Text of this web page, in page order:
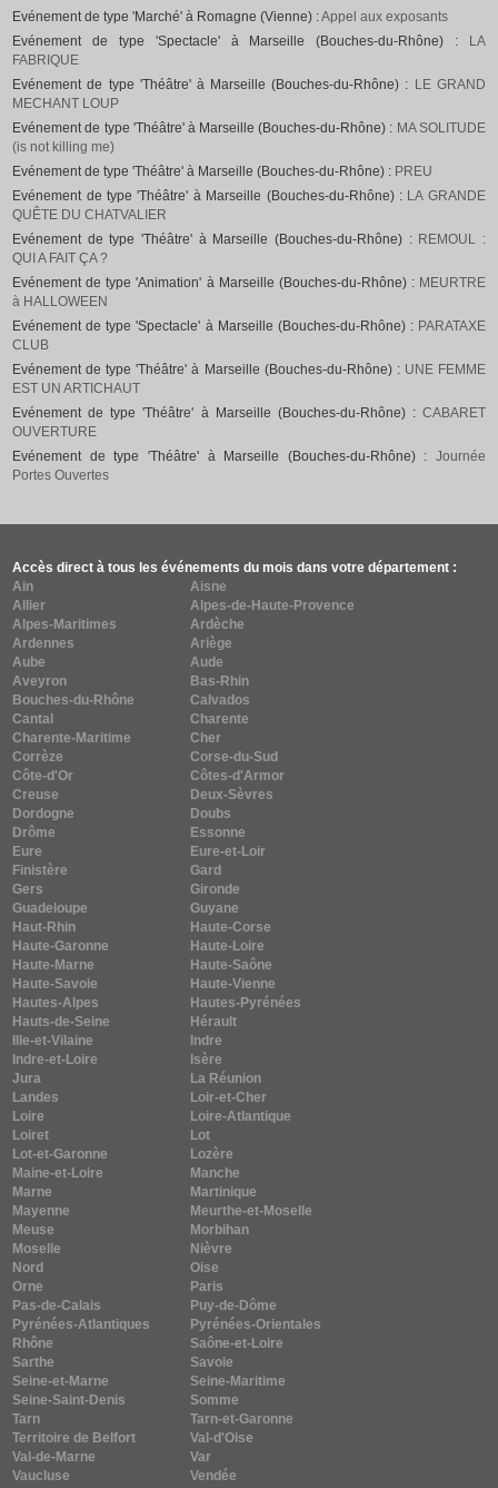
Evénement de type 'Marché' à Romagne (Vienne) :Appel aux exposants
Evénement de type 'Spectacle' à Marseille (Bouches-du-Rhône) :
LA
FABRIQUE
Evénement de type 'Théâtre' à Marseille (Bouches-du-Rhône) : LE GRAND
MECHANT LOUP
Evénement de type 'Théâtre' à Marseille (Bouches-du-Rhône) : MA SOLITUDE
(is not killing me)
Evénement de type 'Théâtre' à Marseille (Bouches-du-Rhône) : PREU
Evénement de type 'Théâtre' à Marseille (Bouches-du-Rhône) : LA GRANDE
QUÊTE DU CHATVALIER
Evénement de type 'Théâtre' à Marseille (Bouches-du-Rhône) : REMOUL :
QUI A FAIT ÇA ?
Evénement de type 'Animation' à Marseille (Bouches-du-Rhône) : MEURTRE
à HALLOWEEN
Evénement de type 'Spectacle' à Marseille (Bouches-du-Rhône) : PARATAXE
CLUB
Evénement de type 'Théâtre' à Marseille (Bouches-du-Rhône) : UNE FEMME
EST UN ARTICHAUT
Evénement de type 'Théâtre' à Marseille (Bouches-du-Rhône) : CABARET
OUVERTURE
Evénement de type 'Théâtre' à Marseille (Bouches-du-Rhône) : Journée
Portes Ouvertes
Accès direct à tous les événements du mois dans votre département :
Ain
Aisne
Allier
Alpes-de-Haute-Provence
Alpes-Maritimes
Ardèche
Ardennes
Ariège
Aube
Aude
Aveyron
Bas-Rhin
Bouches-du-Rhône
Calvados
Cantal
Charente
Charente-Maritime
Cher
Corrèze
Corse-du-Sud
Côte-d'Or
Côtes-d'Armor
Creuse
Deux-Sèvres
Dordogne
Doubs
Drôme
Essonne
Eure
Eure-et-Loir
Finistère
Gard
Gers
Gironde
Guadeloupe
Guyane
Haut-Rhin
Haute-Corse
Haute-Garonne
Haute-Loire
Haute-Marne
Haute-Saône
Haute-Savoie
Haute-Vienne
Hautes-Alpes
Hautes-Pyrénées
Hauts-de-Seine
Hérault
Ille-et-Vilaine
Indre
Indre-et-Loire
Isère
Jura
La Réunion
Landes
Loir-et-Cher
Loire
Loire-Atlantique
Loiret
Lot
Lot-et-Garonne
Lozère
Maine-et-Loire
Manche
Marne
Martinique
Mayenne
Meurthe-et-Moselle
Meuse
Morbihan
Moselle
Nièvre
Nord
Oise
Orne
Paris
Pas-de-Calais
Puy-de-Dôme
Pyrénées-Atlantiques
Pyrénées-Orientales
Rhône
Saône-et-Loire
Sarthe
Savoie
Seine-et-Marne
Seine-Maritime
Seine-Saint-Denis
Somme
Tarn
Tarn-et-Garonne
Territoire de Belfort
Val-d'Oise
Val-de-Marne
Var
Vaucluse
Vendée